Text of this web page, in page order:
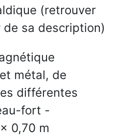
(retrouver
sa description)
métal, de
différentes
fort -
0,70 m